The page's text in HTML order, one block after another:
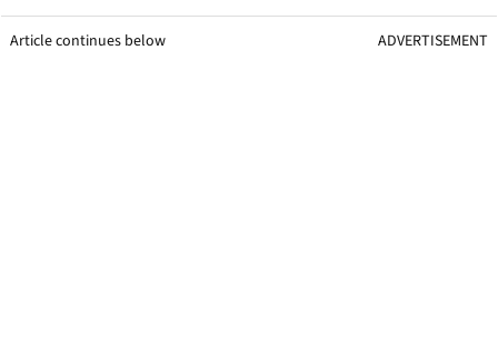
Article continues below ADVERTISEMENT